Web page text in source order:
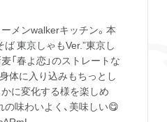
メンwalkerキッチン。本
東京しゃもVer.”東京し
「春よ恋」のストレートな
体に入り込みもちっとし
に変化する様を楽しめ
の味わいよく、美味しい😋